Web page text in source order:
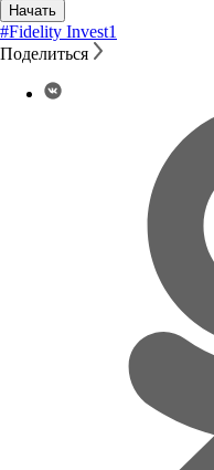
Начать
#Fidelity Invest1
Поделиться